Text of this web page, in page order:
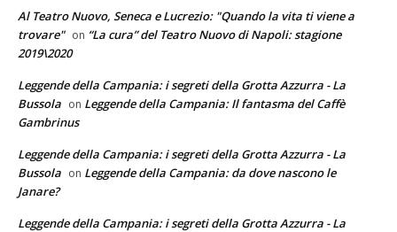
Al Teatro Nuovo, Seneca e Lucrezio: "Quando la vita ti viene a
trovare" on “La cura” del Teatro Nuovo di Napoli: stagione
2019\2020
Leggende della Campania: i segreti della Grotta Azzurra - La
Bussola on Leggende della Campania: Il fantasma del Caffè
Gambrinus
Leggende della Campania: i segreti della Grotta Azzurra - La
Bussola on Leggende della Campania: da dove nascono le
Janare?
Leggende della Campania: i segreti della Grotta Azzurra - La